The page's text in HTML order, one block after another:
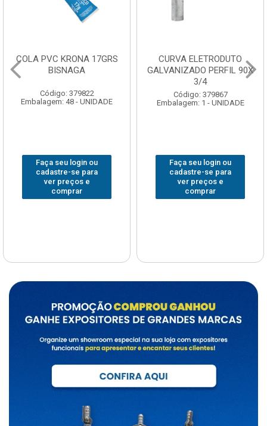
CURVA ELETRODUTO
GALVANIZADO PERFIL 90X
Código: 379867
Embalagem: 1 - UNIDADE
Faça seu login ou
cadastre-se para
ver preços e
comprar
SOQUETE COM
FOTOCELULA EXATRON
COM SENSOR SPT0E27XC
Código: 379788
Embalagem: 1 - UNIDADE
Faça seu login ou
cadastre-se para
ver preços e
comprar